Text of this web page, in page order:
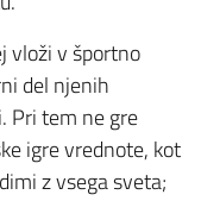
vloži v športno
del njenih
Pri tem ne gre
igre vrednote, kot
z vsega sveta;